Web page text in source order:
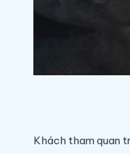
Khách tham quan